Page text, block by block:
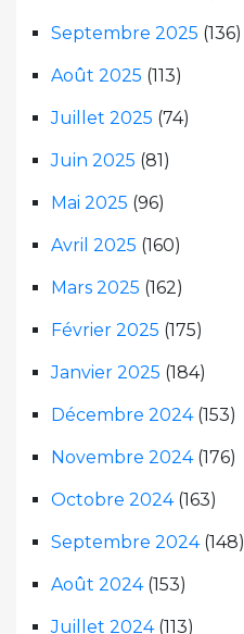
Septembre 2025 (136)
Août 2025 (113)
Juillet 2025 (74)
Juin 2025 (81)
Mai 2025 (96)
Avril 2025 (160)
Mars 2025 (162)
Février 2025 (175)
Janvier 2025 (184)
Décembre 2024(153)
Novembre 2024(176)
Octobre 2024(163)
Septembre 2024(148)
Août 2024(153)
Juillet 2024(113)